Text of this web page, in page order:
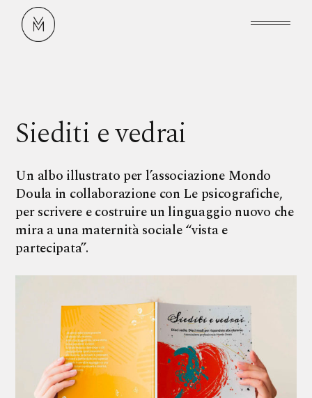
Siediti e vedrai
Un albo illustrato per l’associazione Mondo
Doula in collaborazione con Le psicografiche,
per scrivere e costruire un linguaggio nuovo che
mira a una maternità sociale “vista e
partecipata”.